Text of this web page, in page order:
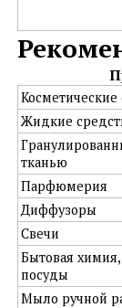
Косметические
Жидкие
тканью
Парфюмерия
Диффузоры
Свечи
Бытовая
посуды
Мыло ручной